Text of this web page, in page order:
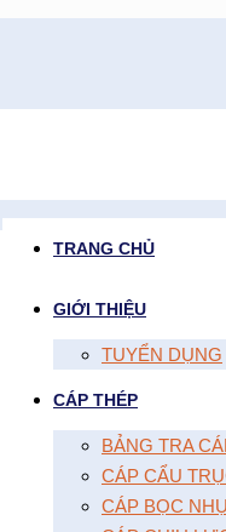
TRANG CHỦ
GIỚI THIỆU
TUYỂN DỤNG
CÁP THÉP
BẢNG TRA
CÁP CẨU
CÁP BỌC